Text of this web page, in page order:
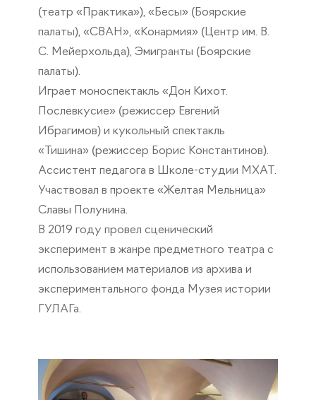
(театр «Практика»), «Бесы» (Боярские
палаты), «СВАН», «Конармия» (Центр им. В.
С. Мейерхольда), Эмигранты (Боярские
палаты).
Играет моноспектакль «Дон Кихот.
Послевкусие» (режиссер Евгений
Ибрагимов) и кукольный спектакль
«Тишина» (режиссер Борис Константинов).
Ассистент педагога в Школе-студии МХАТ.
Участвовал в проекте «Желтая Мельница»
Славы Полунина.
В 2019 году провел сценический
эксперимент в жанре предметного театра с
использованием материалов из архива и
экспериментального фонда Музея истории
ГУЛАГа.